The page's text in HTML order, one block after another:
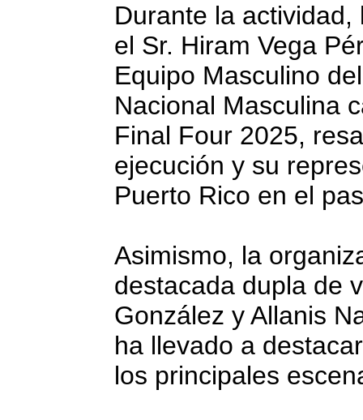
Durante la actividad,
el Sr. Hiram Vega
Equipo Masculino
Nacional Masculina
Final Four 2025,
ejecución y su
Puerto Rico en el
Asimismo, la
destacada dupla de
González y Allanis
ha llevado a
los principales